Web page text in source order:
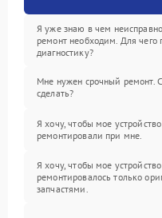
Я уже знаю в чем
ремонт необходим. Для чего
диагностику?
Мне нужен срочный ремонт.
сделать?
Я хочу, чтобы мое устройство
ремонтировали при мне.
Я хочу, чтобы мое устройство
ремонтировалось только
запчастями.